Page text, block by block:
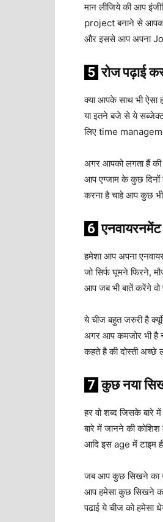
मान लीजिये की आप
project बनाने से
और इससे आप अपना
5 रोज पढ़ाई
क्या आपके साथ भी ऐसा
या इतने बजे से ये
लिए time
अगर आपको लगता हैं
आप एग्जाम के कुछ
करना है चाहे आप कुछ
6 एनवायरनमेंट
हमेशा आप अपना
जो सिर्फ घूमने फिरने,
आप जब भी बातें करेंगे वो
ये चीज बहुत जरुरी है
अगर आप कमजोर भी है
कहते है की दोस्ती अच्छे
7 कुछ नया
हर वो शब्द जिसके
बारे में जानने की
आदि इस age में टाइम
जब आप कुछ सिखने का
आप हमेसा कुछ सिखने
पढाई ये चीज को हमेसा